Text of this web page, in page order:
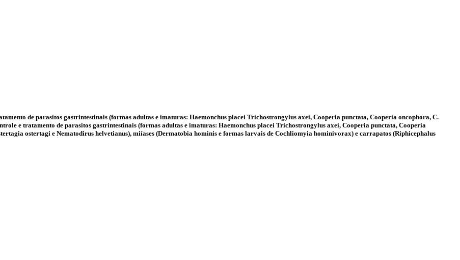
de parasitos gastrintestinais (formas adultas e imaturas: Haemonchus placei Trichostrongylus axei, Cooperia punctata, Cooperia oncophora, C.
e tratamento de parasitos gastrintestinais (formas adultas e imaturas: Haemonchus placei Trichostrongylus axei, Cooperia punctata, Cooperia
ostertagi e Nematodirus helvetianus), miíases (Dermatobia hominis e formas larvais de Cochliomyia hominivorax) e carrapatos (Riphicephalus